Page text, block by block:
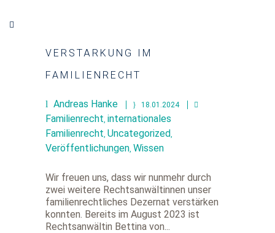
VERSTÄRKUNG IM
FAMILIENRECHT
Andreas Hanke 18.01.2024
Familienrecht, internationales
Familienrecht, Uncategorized,
Veröffentlichungen, Wissen
Wir freuen uns, dass wir nunmehr durch
zwei weitere Rechtsanwältinnen unser
familienrechtliches Dezernat verstärken
konnten. Bereits im August 2023 ist
Rechtsanwältin Bettina von...